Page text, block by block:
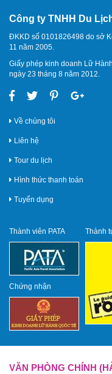
Công ty TNHH Du
ĐKKD số 0101826498 do sở
11 năm 2005.
Giấy phép kinh doanh Lữ
ngày 23 tháng 8 năm 2012.
Về chúng tôi
Liên hệ
Tour du lịch
Hình thức thanh toán
Tuyển dụng
Thành viên PATA
Chứng nhận
Thành
VĂN PHÒNG CHÍNH